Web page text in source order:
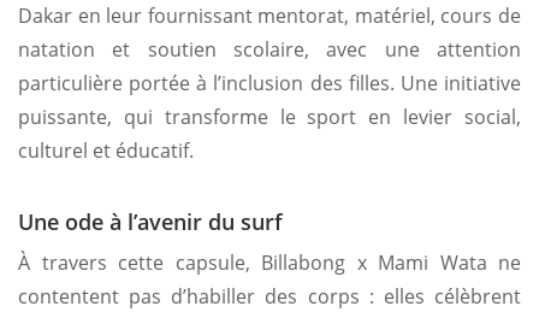
Dakar en leur fournissant mentorat, matériel, cours de
natation et soutien scolaire, avec une attention
particulière portée à l’inclusion des filles. Une initiative
puissante, qui transforme le sport en levier social,
culturel et éducatif.
Une ode à l’avenir du surf
À travers cette capsule, Billabong x Mami Wata ne
contentent pas d’habiller des corps : elles célèbrent